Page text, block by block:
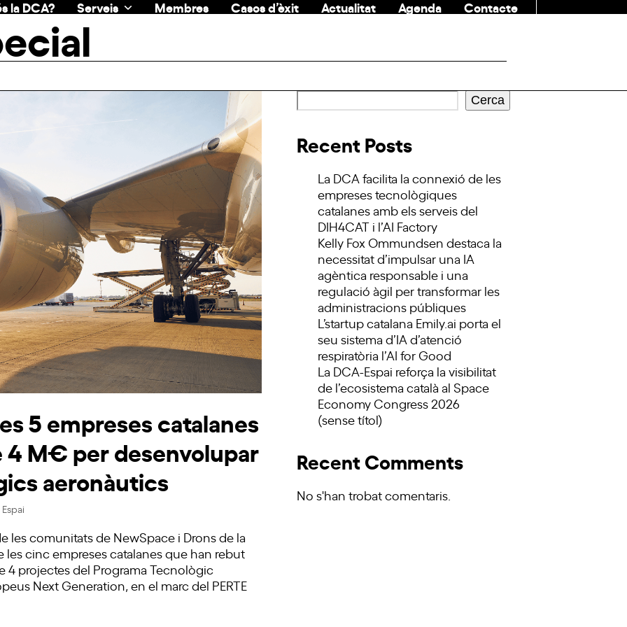
la DCA? Serveis Membres Casos d’èxit Actualitat Agenda
Contacte
5 empreses catalanes
4 M€ per desenvolupar
aeronàutics
Espai
les comunitats de NewSpace i Drons de la
les cinc empreses catalanes que han rebut
4 projectes del Programa Tecnològic
Next Generation, en el marc del PERTE
Cerca
Recent Posts
La DCA facilita la connexió de les
empreses tecnològiques
catalanes amb els serveis del
DIH4CAT i l’AI Factory
Kelly Fox Ommundsen destaca la
necessitat d’impulsar una IA
agèntica responsable i una
regulació àgil per transformar les
administracions públiques
L’startup catalana Emily.ai porta el
seu sistema d’IA d’atenció
respiratòria l’AI for Good
La DCA-Espai reforça la visibilitat
de l’ecosistema català al Space
Economy Congress 2026
(sense títol)
Recent Comments
No s'han trobat comentaris.